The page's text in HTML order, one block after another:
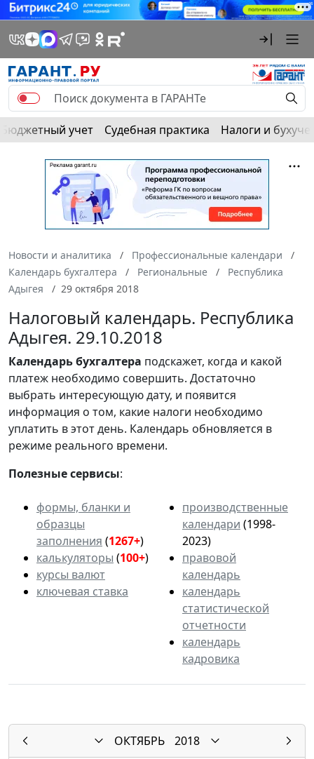
Бюджетный учет Судебная практика Налоги и
Новости и аналитика
Профессиональные календари
Календарь бухгалтера
Региональные
Республика
Адыгея
29 октября 2018
Налоговый календарь. Республика
Адыгея. 29.10.2018
Календарьбухгалтера подскажет, когда и какой
платеж необходимо совершить. Достаточно
выбрать интересующую дату, и появится
информация о том, какие налоги необходимо
уплатить в этот день. Календарь обновляется в
режиме реального времени.
Полезные сервисы:
формы, бланки и
образцы
заполнения (1267+)
калькуляторы (100+)
курсы валют
ключевая ставка
производственные
календари (1998-
2023)
правовой
календарь
календарь
статистической
отчетности
календарь
кадровика
ОКТЯБРЬ
2018